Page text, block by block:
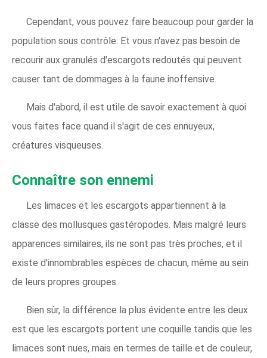
Cependant, vous pouvez faire beaucoup pour garder la
population sous contrôle. Et vous n'avez pas besoin de
recourir aux granulés d'escargots redoutés qui peuvent
causer tant de dommages à la faune inoffensive.
Mais d'abord, il est utile de savoir exactement à quoi
vous faites face quand il s'agit de ces ennuyeux,
créatures visqueuses.
Connaître son ennemi
Les limaces et les escargots appartiennent à la
classe des mollusques gastéropodes. Mais malgré leurs
apparences similaires, ils ne sont pas très proches, et il
existe d'innombrables espèces de chacun, même au sein
de leurs propres groupes.
Bien sûr, la différence la plus évidente entre les deux
est que les escargots portent une coquille tandis que les
limaces sont nues, mais en termes de taille et de couleur,